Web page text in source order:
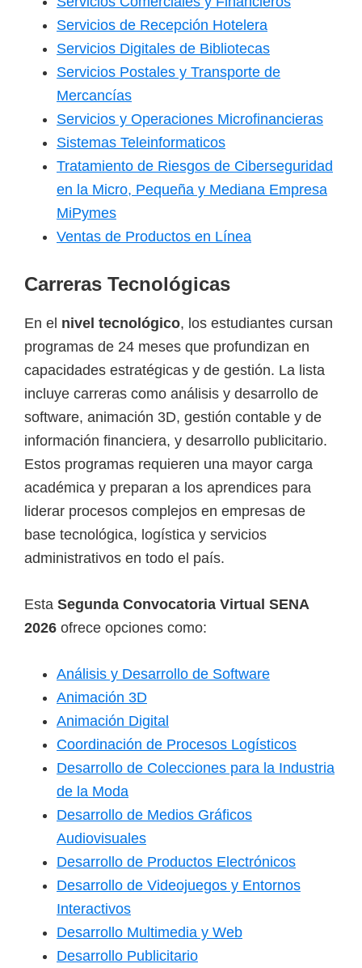
Servicios de Recepción Hotelera
Servicios Digitales de Bibliotecas
Servicios Postales y Transporte de
Mercancías
Servicios y Operaciones Microfinancieras
Sistemas Teleinformaticos
Tratamiento de Riesgos de Ciberseguridad
en la Micro, Pequeña y Mediana Empresa
MiPymes
Ventas de Productos en Línea
Carreras Tecnológicas
En el nivel tecnológico, los estudiantes cursan
programas de 24 meses que profundizan en
capacidades estratégicas y de gestión. La lista
incluye carreras como análisis y desarrollo de
software, animación 3D, gestión contable y de
información financiera, y desarrollo publicitario.
Estos programas requieren una mayor carga
académica y preparan a los aprendices para
liderar procesos complejos en empresas de
base tecnológica, logística y servicios
administrativos en todo el país.
Esta Segunda Convocatoria Virtual SENA
2026 ofrece opciones como:
Análisis y Desarrollo de Software
Animación 3D
Animación Digital
Coordinación de Procesos Logísticos
Desarrollo de Colecciones para la Industria
de la Moda
Desarrollo de Medios Gráficos
Audiovisuales
Desarrollo de Productos Electrónicos
Desarrollo de Videojuegos y Entornos
Interactivos
Desarrollo Multimedia y Web
Desarrollo Publicitario